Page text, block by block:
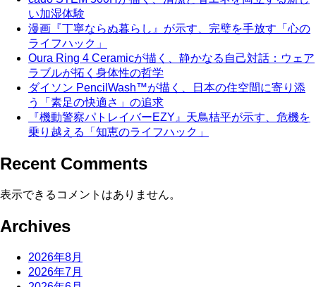
い加湿体験
漫画『丁寧ならぬ暮らし』が示す、完璧を手放す「心の
ライフハック」
Oura Ring 4 Ceramicが描く、静かなる自己対話：ウェア
ラブルが拓く身体性の哲学
ダイソン PencilWash™が描く、日本の住空間に寄り添
う「素足の快適さ」の追求
『機動警察パトレイバーEZY』天鳥桔平が示す、危機を
乗り越える「知恵のライフハック」
Recent Comments
表示できるコメントはありません。
Archives
2026年8月
2026年7月